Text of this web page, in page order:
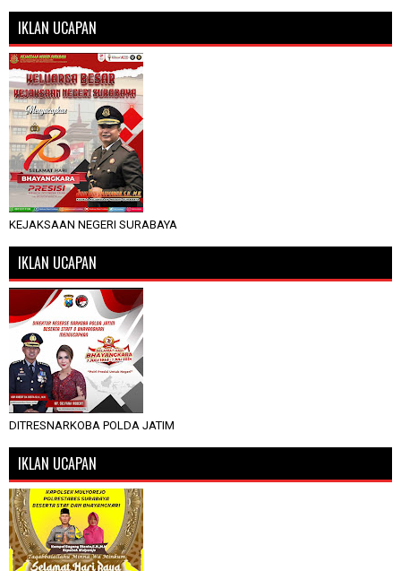
IKLAN UCAPAN
KEJAKSAAN NEGERI SURABAYA
IKLAN UCAPAN
DITRESNARKOBA POLDA JATIM
IKLAN UCAPAN